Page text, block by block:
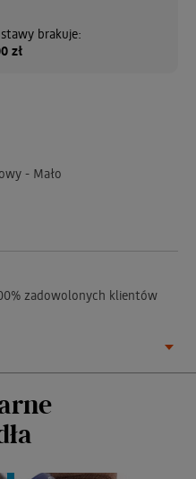
brakuje:
zł
- Mało
zadowolonych klientów